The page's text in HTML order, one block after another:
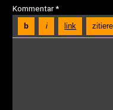
Kommentar*